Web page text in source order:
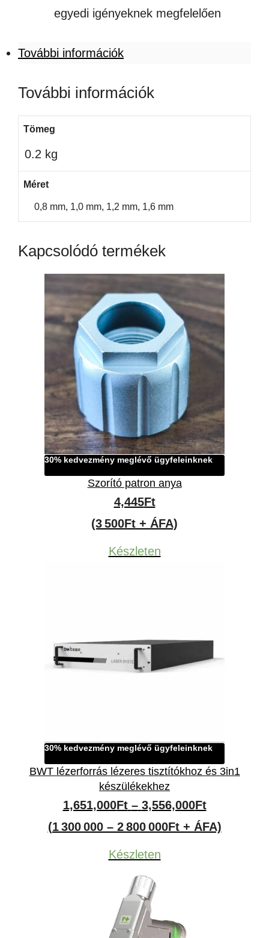
egyedi igényeknek megfelelően
További információk
További információk
Tömeg
0.2 kg
Méret
0,8 mm, 1,0 mm, 1,2 mm, 1,6 mm
Kapcsolódó termékek
30% kedvezmény meglévő ügyfeleinknek
Szorító patron anya
4,445Ft
(3 500Ft + ÁFA)
Készleten
30% kedvezmény meglévő ügyfeleinknek
BWT lézerforrás lézeres tisztítókhoz és 3in1
készülékekhez
1,651,000Ft – 3,556,000Ft
(1 300 000 – 2 800 000Ft + ÁFA)
Készleten